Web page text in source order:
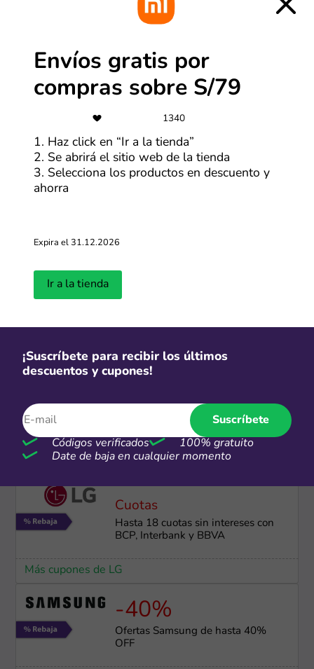
Conviértete en un LG Member y
obtén hasta 10% adicional
Envíos gratis
Envíos gratis por compras sobre
-15%
-45%
Hasta 45% de dscto. + hasta 6 CSI
Más cupones de Electrolux
Cuotas
Hasta 18 cuotas sin intereses con
BCP, Interbank y BBVA
Más cupones de LG
-40%
Ofertas Samsung de hasta 40%
OFF
Envíos gratis por
compras sobre S/79
1340
1. Haz click en “Ir a la tienda”
2. Se abrirá el sitio web de la tienda
3. Selecciona los productos en descuento y
ahorra
Expira el 31.12.2026
Ir a la tienda
¡Suscríbete para recibir los últimos
descuentos y cupones!
Suscríbete
Códigos verificados
100% gratuito
Date de baja en cualquier momento